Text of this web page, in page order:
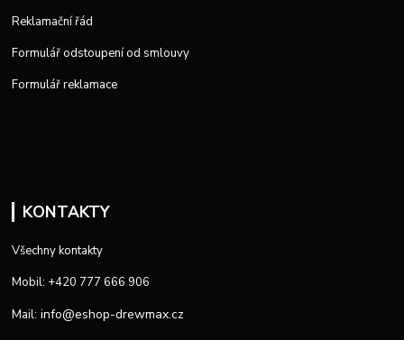
Reklamační řád
Formulář odstoupení od smlouvy
Formulář reklamace
KONTAKTY
Všechny kontakty
Mobil: +420 777 666 906
Mail: info@eshop-drewmax.cz